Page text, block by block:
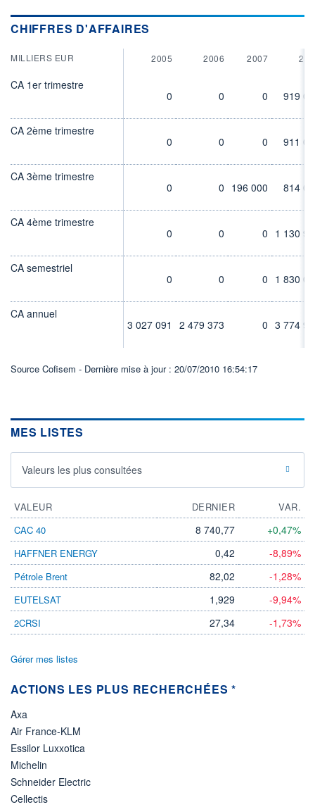
CHIFFRES D'AFFAIRES
MILLIERS EUR 2005 2006 2007
CA 1er trimestre
0
0 0 919
CA 2ème trimestre
0
0 0 911
CA 3ème trimestre
0
0 196 000 814
CA 4ème trimestre
0
0 0 1 130
CA semestriel
0
0 0 1 830
CA annuel
3 027 091
2 479 373 0 3 774
Source Cofisem - Dernière mise à jour : 20/07/2010 16:54:17
MES LISTES
Valeurs les plus consultées
VALEUR DERNIER
VAR.
CAC 40
8 740,77 +0,47%
HAFFNER ENERGY 0,42 -8,89%
Pétrole Brent 82,02 -1,28%
EUTELSAT 1,929 -9,94%
2CRSI 27,34 -1,73%
Gérer mes listes
ACTIONS LES PLUS RECHERCHÉES *
Axa
Air France-KLM
Essilor Luxxotica
Michelin
Schneider Electric
Cellectis